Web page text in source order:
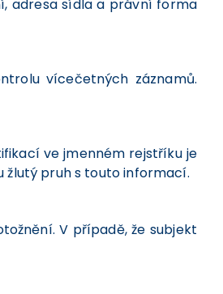
adresa sídla a právní forma
vícečetných záznamů.
ve jmenném rejstříku je
žlutý pruh s touto informací.
V případě, že subjekt